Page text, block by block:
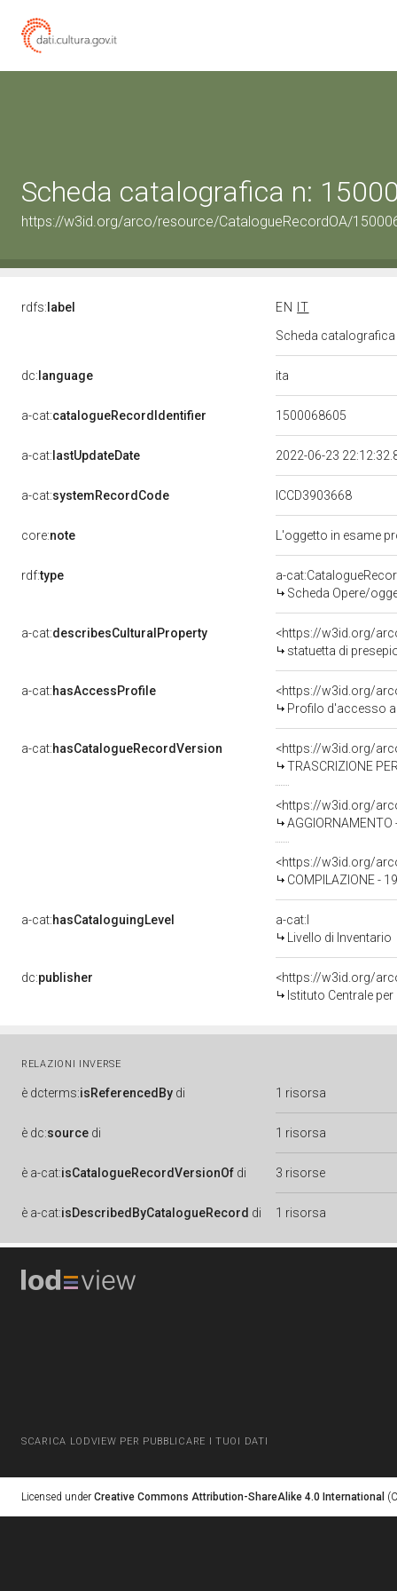
Scheda catalografica n:
https://w3id.org/arco/resource/CatalogueRecordOA/
rdfs: label EN
IT
Scheda
dc: language ita
a-cat:catalogueRecordIdentifier 1500068605
a-cat: lastUpdateDate 2022-06-23
a-cat:systemRecordCode ICCD3903668
core:note L'oggetto in esame
rdf:type
a-
Scheda Opere/
a-cat:describesCulturalProperty
<https://w3id.org/
statuetta di
a-cat:hasAccessProfile
<https://w3id.org/
Profilo d'accesso
a-cat:hasCatalogueRecordVersion
<https://w3id.org/
TRASCRIZIONE
<https://w3id.org/
<https://w3id.org/
COMPILAZIONE -
a-cat:hasCataloguingLevel
a-cat:I
Livello di Inventario
dc:publisher
<https://w3id.org/
Istituto Centrale
RELAZIONI INVERSE
è dcterms:isReferencedBy di 1 risorsa
è dc:source di 1 risorsa
è a-cat:isCatalogueRecordVersionOf di 3 risorse
è a-cat:isDescribedByCatalogueRecord di 1 risorsa
SCARICA LODVIEW PER PUBBLICARE I TUOI DATI
Licensed under Creative Commons Attribution-ShareAlike 4.0 International